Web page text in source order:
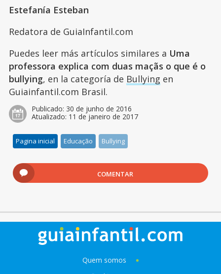
Estefanía Esteban
Redatora de GuiaInfantil.com
Puedes leer más artículos similares a Uma
professora explica com duas maçãs o que é o
bullying, en la categoría de Bullying en
Guiainfantil.com Brasil.
Publicado: 30 de junho de 2016
Atualizado: 11 de janeiro de 2017
Pagina inicial Educação Bullying
COMENTAR
Quem somos